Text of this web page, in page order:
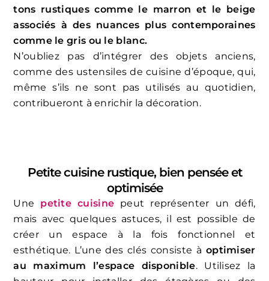
tons rustiques comme le marron et le beige
associés à des nuances plus contemporaines
comme le gris ou le blanc.
N’oubliez pas d’intégrer des objets anciens,
comme des ustensiles de cuisine d’époque, qui,
même s’ils ne sont pas utilisés au quotidien,
contribueront à enrichir la décoration.
Petite cuisine rustique, bien pensée et
optimisée
Une petite cuisine peut représenter un défi,
mais avec quelques astuces, il est possible de
créer un espace à la fois fonctionnel et
esthétique. L’une des clés consiste à optimiser
au maximum l’espace disponible. Utilisez la